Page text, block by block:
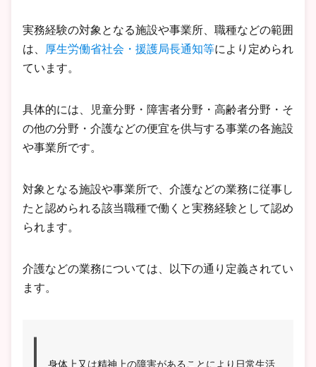
実務経験の対象となる施設や事業所、職種などの範囲
は、 厚生労働省社会・援護局長通知等により定められ
ています。
具体的には、児童分野・障害者分野・高齢者分野・そ
の他の分野・介護などの便宜を供与する事業の各施設
や事業所です。
対象となる施設や事業所で、介護などの業務に従事し
たと認められる該当職種で働くと実務経験として認め
られます。
介護などの業務については、以下の通り定義されてい
ます。
身体上又は精神上の障害があることにより日常生活